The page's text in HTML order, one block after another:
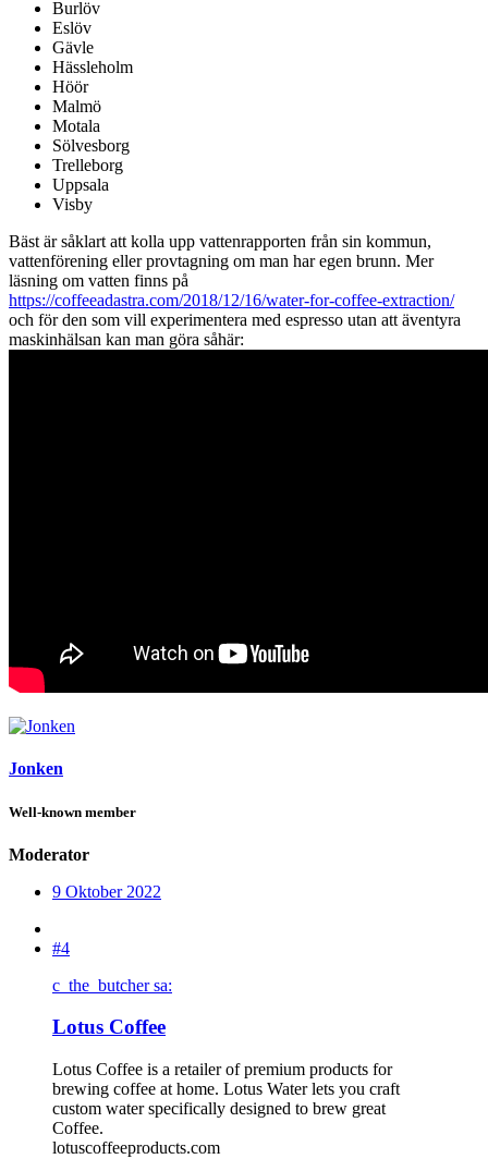
Burlöv
Eslöv
Gävle
Hässleholm
Höör
Malmö
Motala
Sölvesborg
Trelleborg
Uppsala
Visby
Bäst är såklart att kolla upp vattenrapporten från sin kommun,
vattenförening eller provtagning om man har egen brunn. Mer
läsning om vatten finns på
https://coffeeadastra.com/2018/12/16/water-for-coffee-extraction/
och för den som vill experimentera med espresso utan att äventyra
maskinhälsan kan man göra såhär:
Jonken
Well-known member
Moderator
9 Oktober 2022
#4
c_the_butcher sa:
Lotus Coffee
Lotus Coffee is a retailer of premium products for
brewing coffee at home. Lotus Water lets you craft
custom water specifically designed to brew great
Coffee.
lotuscoffeeproducts.com